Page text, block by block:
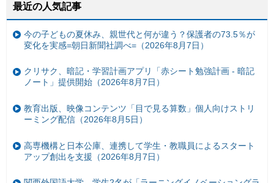
最近の人気記事
今の子どもの夏休み、親世代と何が違う？保護者の73.5％が
変化を実感=朝日新聞社調べ=（2026年8月7日）
クリサク、暗記・学習計画アプリ「赤シート勉強計画 - 暗記
ノート」提供開始（2026年8月7日）
教育出版、映像コンテンツ「目で見る算数」個人向けストリ
ーミング配信（2026年8月5日）
高専機構と日本公庫、連携して学生・教職員によるスタート
アップ創出を支援（2026年8月7日）